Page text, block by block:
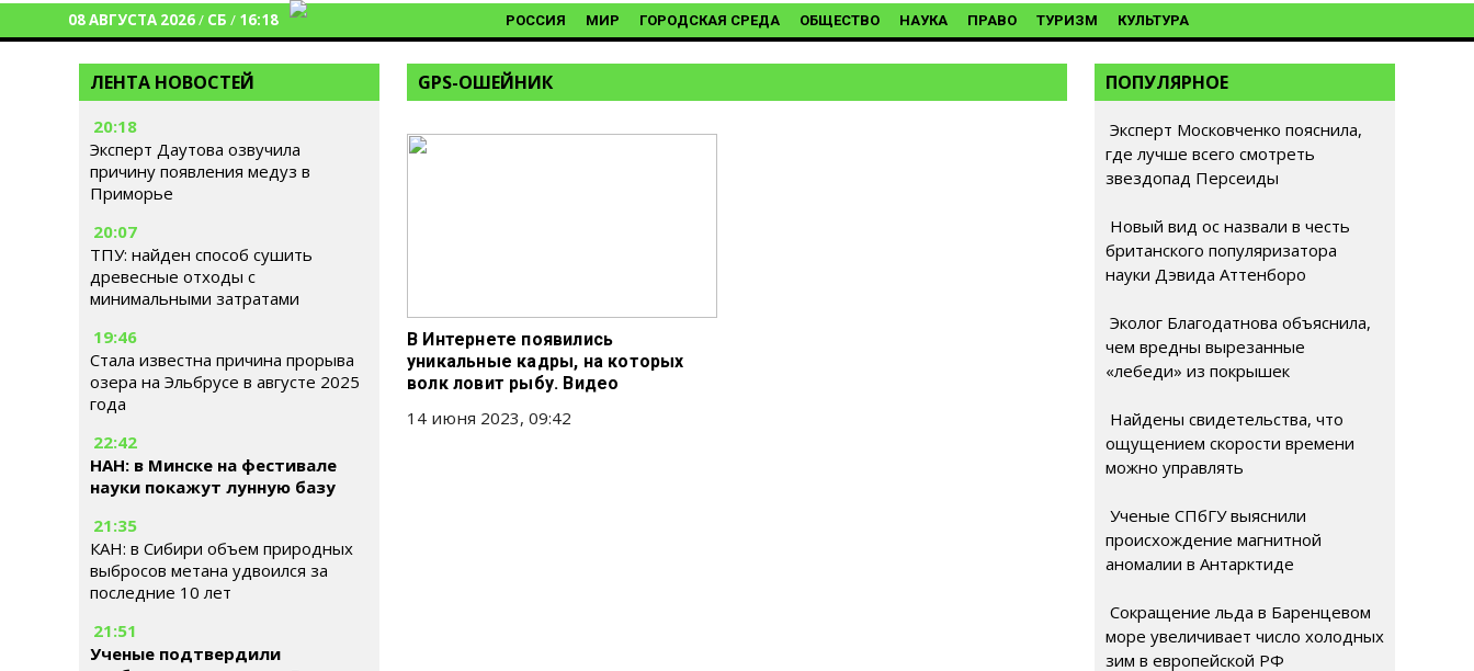
08 АВГУСТА 2026/ СБ / 16:18 РОССИЯ МИР ГОРОДСКАЯ СРЕДА ОБЩЕСТВО НАУКА ПРАВО ТУРИЗМ КУЛЬТУРА
ЛЕНТА НОВОСТЕЙ
20:18
Эксперт Даутова озвучила
причину появления медуз в
Приморье
20:07
ТПУ: найден способ сушить
древесные отходы с
минимальными затратами
19:46
Стала известна причина прорыва
озера на Эльбрусе в августе 2025
года
22:42
НАН: в Минске на фестивале
науки покажут лунную базу
21:35
КАН: в Сибири объем природных
выбросов метана удвоился за
последние 10 лет
21:51
Ученые подтвердили
GPS-ОШЕЙНИК
В Интернете появились
уникальные кадры, на которых
волк ловит рыбу. Видео
14 июня 2023, 09:42
ПОПУЛЯРНОЕ
Эксперт Московченко пояснила,
где лучше всего смотреть
звездопад Персеиды
Новый вид ос назвали в честь
британского популяризатора
науки Дэвида Аттенборо
Эколог Благодатнова объяснила,
чем вредны вырезанные
«лебеди» из покрышек
Найдены свидетельства, что
ощущением скорости времени
можно управлять
Ученые СПбГУ выяснили
происхождение магнитной
аномалии в Антарктиде
Сокращение льда в Баренцевом
море увеличивает число холодных
зим в европейской РФ